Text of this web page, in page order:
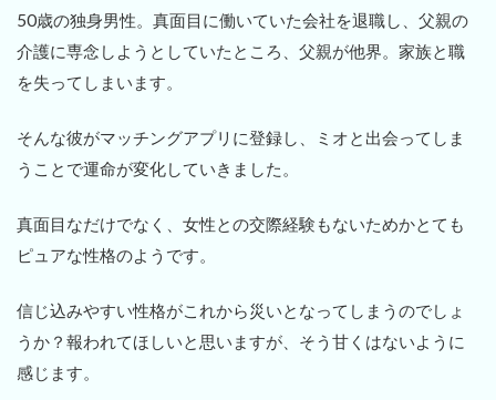
50歳の独身男性。真面目に働いていた会社を退職し、父親の
介護に専念しようとしていたところ、父親が他界。家族と職
を失ってしまいます。
そんな彼がマッチングアプリに登録し、ミオと出会ってしま
うことで運命が変化していきました。
真面目なだけでなく、女性との交際経験もないためかとても
ピュアな性格のようです。
信じ込みやすい性格がこれから災いとなってしまうのでしょ
うか？報われてほしいと思いますが、そう甘くはないように
感じます。